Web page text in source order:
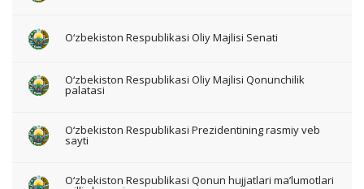
O‘zbekiston Respublikasi Oliy Majlisi Senati
O‘zbekiston Respublikasi Oliy Majlisi Qonunchilik
palatasi
O‘zbekiston Respublikasi Prezidentining rasmiy veb
sayti
O‘zbekiston Respublikasi Qonun hujjatlari ma’lumotlari